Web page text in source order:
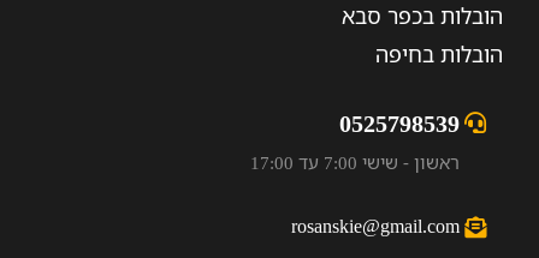
הובלות בכפר סבא
הובלות בחיפה
0525798539
ראשון - שישי 7:00 עד 17:00
rosanskie@gmail.com